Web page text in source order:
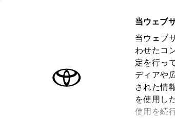
当ウェブ
当ウェブ
わせたコ
定を行っ
ディアや
された情
を使用し
使用を続
オーナーサポート ト
トヨタ認定中古車
トヨタ認定中古車の魅力